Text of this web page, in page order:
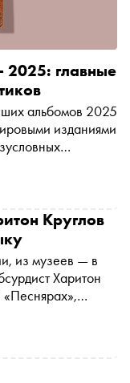
главные
альбомов 2025
изданиями
Круглов
из музеев — в
Харитон